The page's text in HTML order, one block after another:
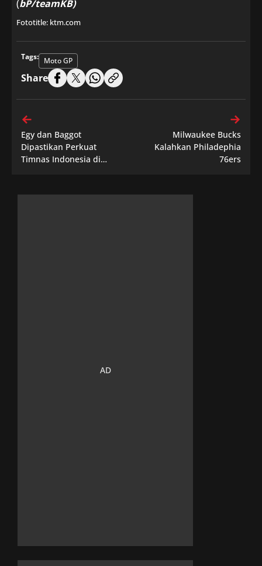
(bP/teamKB)
Fototitle: ktm.com
Tags: Moto GP
Share
Egy dan Baggot
Dipastikan Perkuat
Timnas Indonesia di
Milwaukee Bucks
Kalahkan Philadephia
76ers